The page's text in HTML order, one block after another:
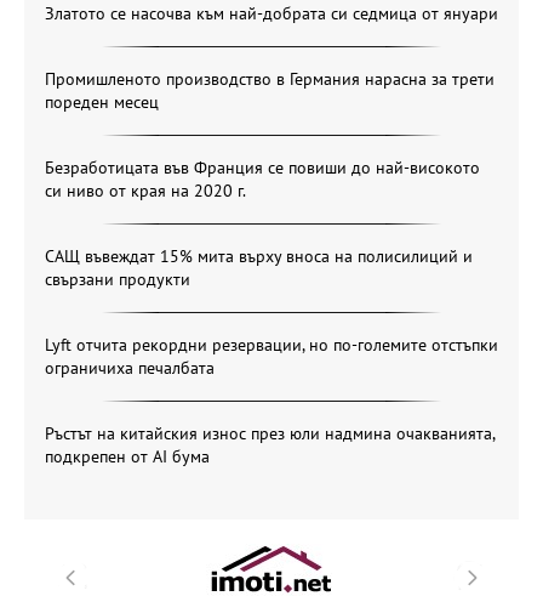
Златото се насочва към най-добрата си седмица от януари
Промишленото производство в Германия нарасна за трети
пореден месец
Безработицата във Франция се повиши до най-високото
си ниво от края на 2020 г.
САЩ въвеждат 15% мита върху вноса на полисилиций и
свързани продукти
Lyft отчита рекордни резервации, но по-големите отстъпки
ограничиха печалбата
Ръстът на китайския износ през юли надмина очакванията,
подкрепен от AI бума